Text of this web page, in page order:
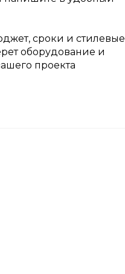
сроки и стилевые
оборудование и
проекта